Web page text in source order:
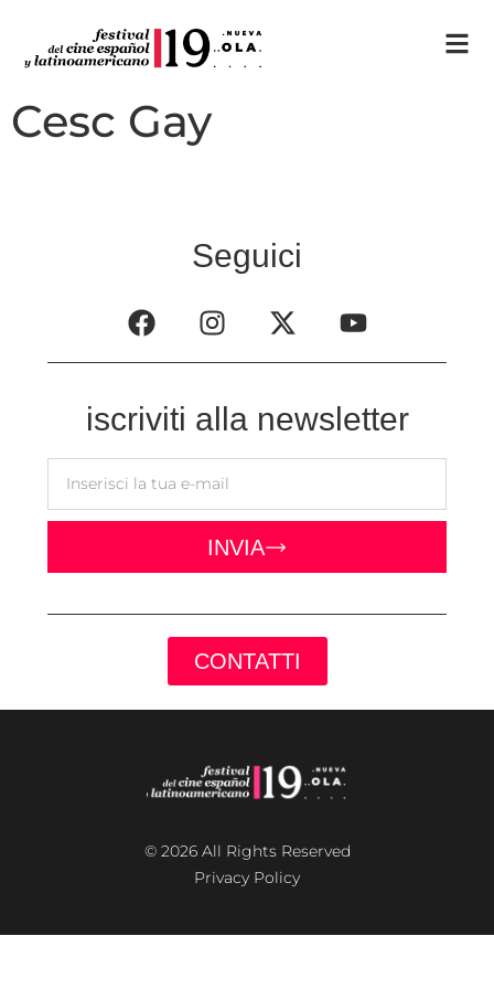
Cesc Gay
Seguici
iscriviti alla newsletter
INVIA
CONTATTI
© 2026 All Rights Reserved
Privacy Policy